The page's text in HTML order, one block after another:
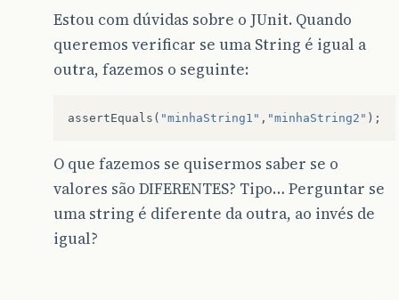
Estou com dúvidas sobre o JUnit. Quando
queremos verificar se uma String é igual a
outra, fazemos o seguinte:
assertEquals ( "minhaString1" , "minhaString2" );
O que fazemos se quisermos saber se o
valores são DIFERENTES? Tipo… Perguntar se
uma string é diferente da outra, ao invés de
igual?